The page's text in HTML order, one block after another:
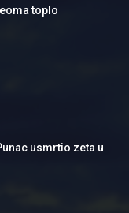
toplo
usmrtio zeta u